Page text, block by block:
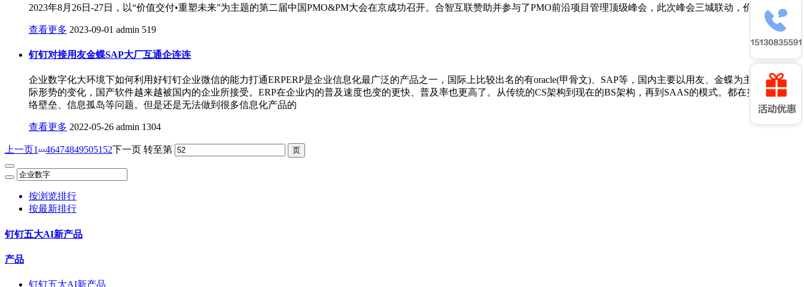
2023年8月26日-27日，以“价值交付•重塑未来”为主题的第二届中国PMO&PM大会在京成功召开。合智互联赞助并参与了PMO前沿项目管理顶级峰会，此次峰会三城联动，价值为王。
查看更多 2023-09-01 admin 519
钉钉对接用友金蝶SAP大厂互通企连连
企业数字化大环境下如何利用好钉钉企业微信的能力打通ERPERP是企业信息化最广泛的产品之一，国际上比较出名的有oracle(甲骨文)、SAP等，国内主要以用友、金蝶为主。随着国
际形势的变化，国产软件越来越被国内的企业所接受。ERP在企业内的普及速度也变的更快、普及率也更高了。从传统的CS架构到现在的BS架构，再到SAAS的模式。都在努力打破网
络壁垒、信息孤岛等问题。但是还是无法做到很多信息化产品的
查看更多 2022-05-26 admin 1304
上一页1...464748495051 52下一页 转至第
按浏览排行
按最新排行
钉钉五大AI新产品
产品
钉钉五大AI新产品